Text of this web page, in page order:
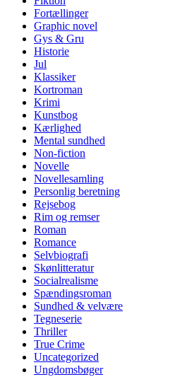
Fortællinger
Graphic novel
Gys & Gru
Historie
Jul
Klassiker
Kortroman
Krimi
Kunstbog
Kærlighed
Mental sundhed
Non-fiction
Novelle
Novellesamling
Personlig beretning
Rejsebog
Rim og remser
Roman
Romance
Selvbiografi
Skønlitteratur
Socialrealisme
Spændingsroman
Sundhed & velvære
Tegneserie
Thriller
True Crime
Uncategorized
Ungdomsbøger